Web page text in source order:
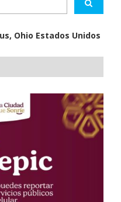
Ohio Estados Unidos